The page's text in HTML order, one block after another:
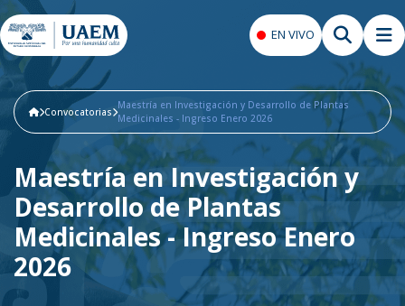
EN VIVO
Convocatorias
Maestría en Investigación y Desarrollo de Plantas
Medicinales - Ingreso Enero 2026
Maestría en Investigación y
Desarrollo de Plantas
Medicinales - Ingreso Enero
2026